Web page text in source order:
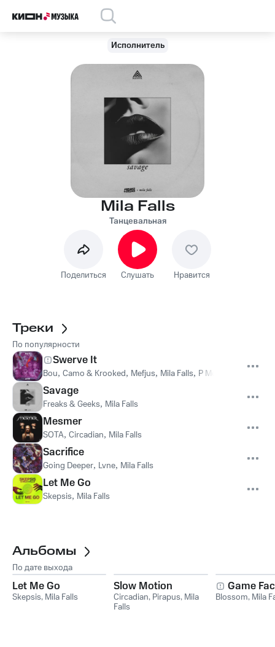
Исполнитель
Mila Falls
Танцевальная
Поделиться Слушать Нравится
Треки
По популярности
Swerve It
Bou, Camo & Krooked, Mefjus, Mila Falls, P Money
Savage
Freaks & Geeks, Mila Falls
Mesmer
SOTA, Circadian, Mila Falls
Sacrifice
Going Deeper, Lvne, Mila Falls
Let Me Go
Skepsis, Mila Falls
Альбомы
По дате выхода
Let Me Go
Skepsis, Mila Falls
Slow Motion
Circadian, Pirapus, Mila
Falls
Game
Blossom, Mila